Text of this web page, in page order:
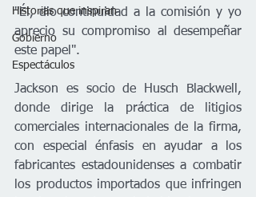
Historias que inspiran
Gobierno
Espectáculos
"Él, dio continuidad a la comisión y yo
aprecio su compromiso al desempeñar
este papel".
Jackson es socio de Husch Blackwell,
donde dirige la práctica de litigios
comerciales internacionales de la firma,
con especial énfasis en ayudar a los
fabricantes estadounidenses a combatir
los productos importados que infringen